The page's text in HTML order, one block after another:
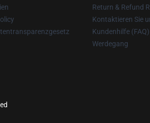
Return & Refund
Kontaktieren Sie
Kundenhilfe (FAQ)
Werdegang